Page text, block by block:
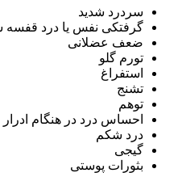
سردرد شدید
گرفتکی نفس یا درد قفسه
ضعف عضلانی
تورم گلو
استفراغ
تشنج
توهم
احساس درد در هنگام ادرار
درد شکم
گیجی
بثورات پوستی